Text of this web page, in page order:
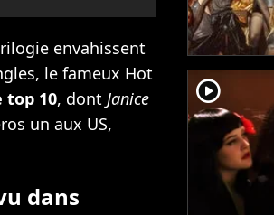
envahissent
le fameux Hot
top 10, dont Janice
un aux US,
dans
player2